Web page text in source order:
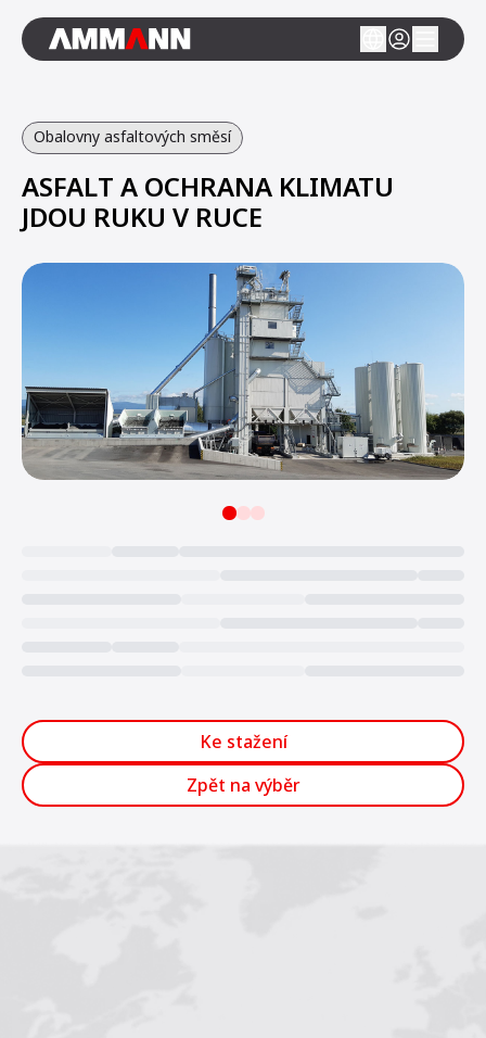
Obalovny asfaltových směsí
ASFALT A OCHRANA KLIMATU
JDOU RUKU V RUCE
Ke stažení
Zpět na výběr